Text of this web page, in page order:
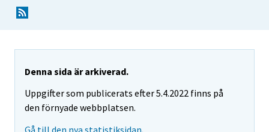
Denna sida är arkiverad.
Uppgifter som publicerats efter 5.4.2022 finns på
den förnyade webbplatsen.